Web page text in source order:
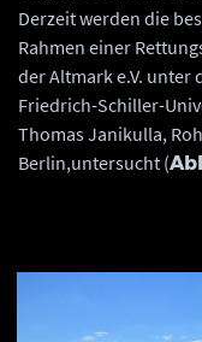
Derzeit werden die
Rahmen einer
der Altmark e.V. unter
Friedrich-Schiller-
Thomas Janikulla,
Berlin,untersucht (